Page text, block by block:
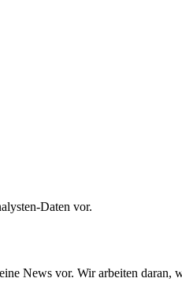
Daten vor.
News vor. Wir arbeiten daran,